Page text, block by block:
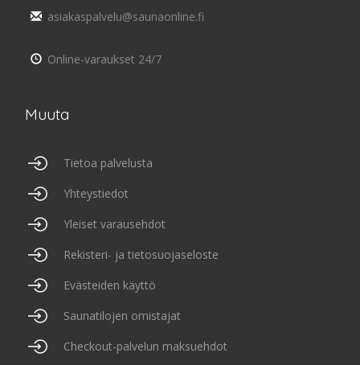
asiakaspalvelu@saunaonline.fi
Online-varaukset 24/7
Muuta
Tietoa palvelusta
Yhteystiedot
Yleiset varausehdot
Rekisteri- ja tietosuojaseloste
Evästeiden käyttö
Saunatilojen omistajat
Checkout-palvelun maksuehdot